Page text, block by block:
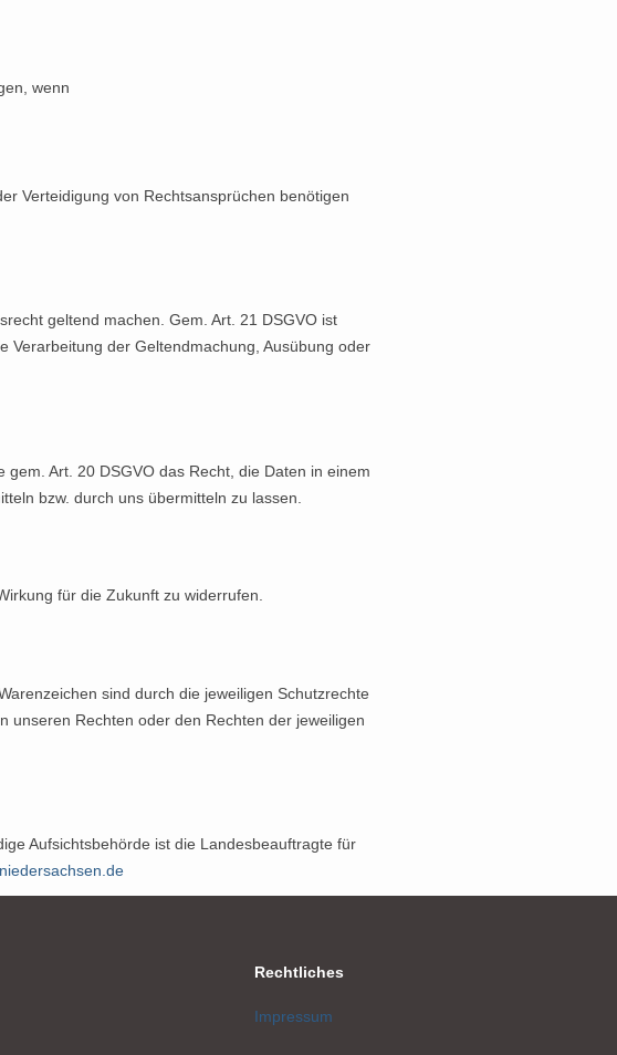
wenn
Verteidigung von Rechtsansprüchen benötigen
geltend machen. Gem. Art. 21 DSGVO ist
Verarbeitung der Geltendmachung, Ausübung oder
Art. 20 DSGVO das Recht, die Daten in einem
bzw. durch uns übermitteln zu lassen.
für die Zukunft zu widerrufen.
sind durch die jeweiligen Schutzrechte
unseren Rechten oder den Rechten der jeweiligen
Aufsichtsbehörde ist die Landesbeauftragte für
Rechtliches
Impressum